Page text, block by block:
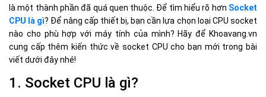
là một thành phần đã quá quen thuộc. Để tìm hiểu rõ hơn Socket
CPU là gì? Để nâng cấp thiết bị, bạn cần lựa chọn loại CPU socket
nào cho phù hợp với máy tính của mình? Hãy để Khoavang.vn
cung cấp thêm kiến thức về socket CPU cho bạn mới trong bài
viết dưới đây nhé!
1. Socket CPU là gì?